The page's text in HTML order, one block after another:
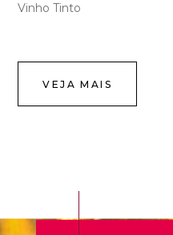
Vinho Tinto
VEJA MAIS